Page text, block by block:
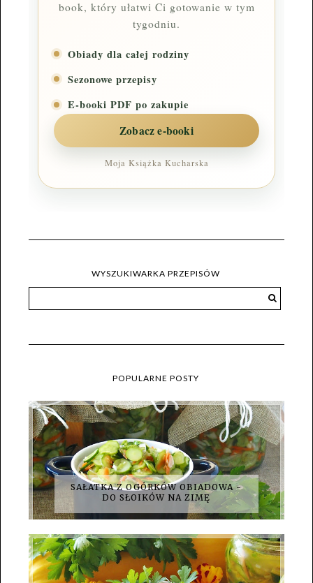
book, który ułatwi Ci gotowanie w tym
tygodniu.
Obiady dla całej rodziny
Sezonowe przepisy
E-booki PDF po zakupie
Zobacz e-booki
Moja Książka Kucharska
WYSZUKIWARKA PRZEPISÓW
POPULARNE POSTY
SAŁATKA Z OGÓRKÓW OBIADOWA -
DO SŁOIKÓW NA ZIMĘ